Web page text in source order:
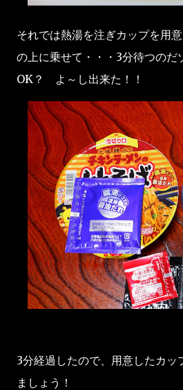
それでは熱湯を注ぎカップを用
の上に乗せて・・・3分待つの
OK？ よ～し出来た！！
3分経過したので、用意したカッ
ましょう！